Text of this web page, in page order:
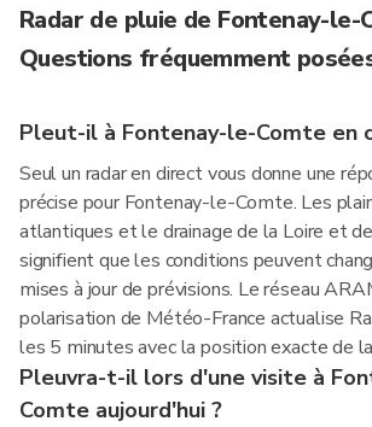
Radar de pluie de Fontenay-le-
Questions fréquemment
Pleut-il à Fontenay-le-Comte en
Seul un radar en direct vous donne une
précise pour Fontenay-le-Comte. Les
atlantiques et le drainage de la Loire et
signifient que les conditions peuvent
mises à jour de prévisions. Le réseau
polarisation de Météo-France actualise
les 5 minutes avec la position exacte de
Pleuvra-t-il lors d'une visite à
Comte aujourd'hui ?